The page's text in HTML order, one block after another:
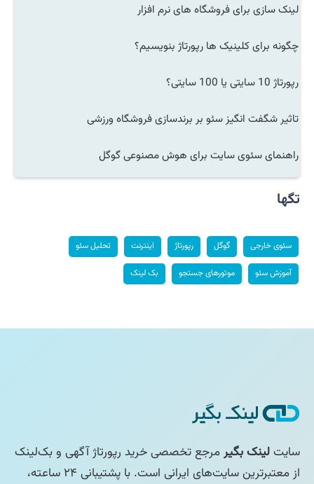
لینک سازی برای فروشگاه های نرم افزار
چگونه برای کلینیک ها رپورتاژ بنویسیم؟
رپورتاژ 10 سایتی یا 100 سایتی؟
تاثیر شگفت انگیز سئو بر برندسازی فروشگاه ورزشی
راهنمای سئوی سایت برای هوش مصنوعی گوگل
تگها
سئوی خارجی گوگل رپورتاژ اینترنت تحلیل سئو
آموزش سئو موتورهای جستجو بک لینک
سایتلینک بگیرمرجع تخصصی خرید رپورتاژ آگهی و بک‌لینک
از معتبرترین سایت‌های ایرانی است. با پشتیبانی ۲۴ ساعته،